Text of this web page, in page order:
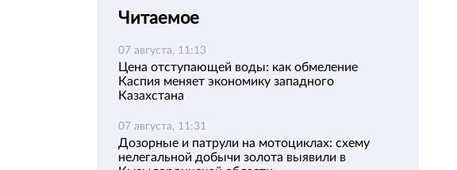
Читаемое
07 августа, 11:13
Цена отступающей воды: как обмеление
Каспия меняет экономику западного
Казахстана
07 августа, 11:31
Дозорные и патрули на мотоциклах: схему
нелегальной добычи золота выявили в